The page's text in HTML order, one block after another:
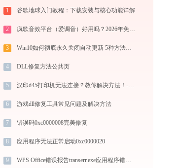
1 谷歌地球入门教程：下载安装与核心功能详解
2 疯歌音效平台（爱调音）好用吗？2026年免费变声软件下载与功能详解
3 Win10如何彻底永久关闭自动更新 5种方法教你永久关闭win10自动更新
4 DLL修复方法公共页
5 汉印d45打印机无法连接？教你解决方法！-金山毒霸
6 游戏dll修复工具常见问题及解决方法
7 错误码0xc0000008完美修复
8 应用程序无法正常启动0xc0000020
9 WPS Office错误报告transerr.exe应用程序错误0xc000000d解决方法